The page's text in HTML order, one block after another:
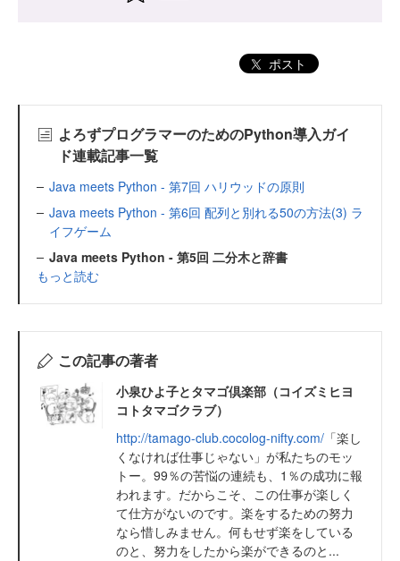
ポスト
よろずプログラマーのためのPython導入ガイ
ド連載記事一覧
Java meets Python - 第7回 ハリウッドの原則
Java meets Python - 第6回 配列と別れる50の方法(3) ラ
イフゲーム
Java meets Python - 第5回 二分木と辞書
もっと読む
この記事の著者
小泉ひよ子とタマゴ倶楽部（コイズミヒヨ
コトタマゴクラブ）
http://tamago-club.cocolog-nifty.com/ 「楽し
くなければ仕事じゃない」が私たちのモッ
トー。99％の苦悩の連続も、1％の成功に報
われます。だからこそ、この仕事が楽しく
て仕方がないのです。楽をするための努力
なら惜しみません。何もせず楽をしている
のと、努力をしたから楽ができるのと...